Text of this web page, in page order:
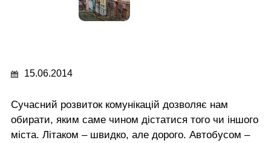
15.06.2014
Сучасний розвиток комунікацій дозволяє нам
обирати, яким саме чином дістатися того чи іншого
міста. Літаком – швидко, але дорого. Автобусом –